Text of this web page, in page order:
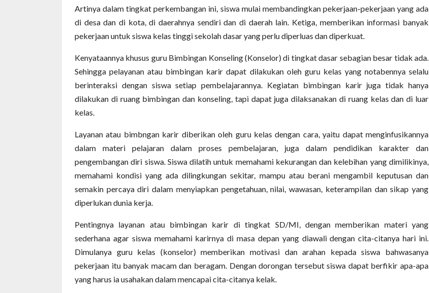
Artinya dalam tingkat perkembangan ini, siswa mulai membandingkan pekerjaan-pekerjaan yang ada
di desa dan di kota, di daerahnya sendiri dan di daerah lain. Ketiga, memberikan informasi banyak
pekerjaan untuk siswa kelas tinggi sekolah dasar yang perlu diperluas dan diperkuat.
Kenyataannya khusus guru Bimbingan Konseling (Konselor) di tingkat dasar sebagian besar tidak ada.
Sehingga pelayanan atau bimbingan karir dapat dilakukan oleh guru kelas yang notabennya selalu
berinteraksi dengan siswa setiap pembelajarannya. Kegiatan bimbingan karir juga tidak hanya
dilakukan di ruang bimbingan dan konseling, tapi dapat juga dilaksanakan di ruang kelas dan di luar
kelas.
Layanan atau bimbngan karir diberikan oleh guru kelas dengan cara, yaitu dapat menginfusikannya
dalam materi pelajaran dalam proses pembelajaran, juga dalam pendidikan karakter dan
pengembangan diri siswa. Siswa dilatih untuk memahami kekurangan dan kelebihan yang dimilikinya,
memahami kondisi yang ada dilingkungan sekitar, mampu atau berani mengambil keputusan dan
semakin percaya diri dalam menyiapkan pengetahuan, nilai, wawasan, keterampilan dan sikap yang
diperlukan dunia kerja.
Pentingnya layanan atau bimbingan karir di tingkat SD/MI, dengan memberikan materi yang
sederhana agar siswa memahami karirnya di masa depan yang diawali dengan cita-citanya hari ini.
Dimulanya guru kelas (konselor) memberikan motivasi dan arahan kepada siswa bahwasanya
pekerjaan itu banyak macam dan beragam. Dengan dorongan tersebut siswa dapat berfikir apa-apa
yang harus ia usahakan dalam mencapai cita-citanya kelak.